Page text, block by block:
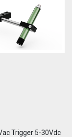
Trigger 5-30Vdc